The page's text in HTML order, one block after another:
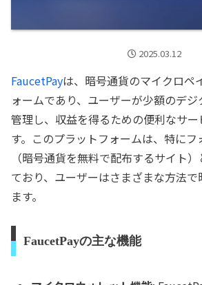
2025.03.12
FaucetPayは、暗号通貨のマイクロペ
ォームであり、ユーザーが少額のデ
管理し、収益を得るための便利なサ
す。このプラットフォームは、特にフ
（暗号通貨を無料で配布するサイト
ており、ユーザーはさまざまな方法
ます。
FaucetPayの主な機能